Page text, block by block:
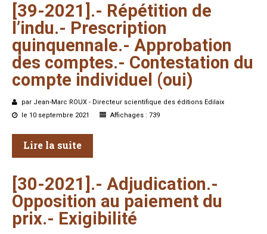
[39-2021].- Répétition de
l’indu.- Prescription
quinquennale.- Approbation
des comptes.- Contestation du
compte individuel (oui)
par Jean-Marc ROUX - Directeur scientifique des éditions Edilaix
le 10 septembre 2021
Affichages : 739
Lire la suite
[30-2021].- Adjudication.-
Opposition au paiement du
prix.- Exigibilité